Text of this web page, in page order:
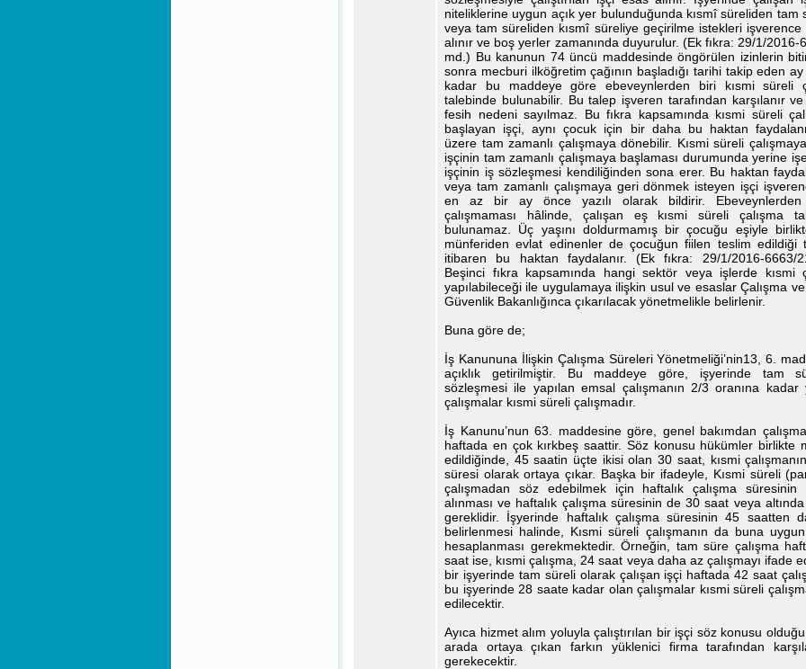
niteliklerine uygun açık yer bulunduğunda kısmî süreliden tam
veya tam süreliden kısmî süreliye geçirilme istekleri işverence
alınır ve boş yerler zamanında duyurulur. (Ek fıkra: 29/1/2016-
md.) Bu kanunun 74 üncü maddesinde öngörülen izinlerin
sonra mecburi ilköğretim çağının başladığı tarihi takip eden ay
kadar bu maddeye göre ebeveynlerden biri kısmi süreli
talebinde bulunabilir. Bu talep işveren tarafından karşılanır
fesih nedeni sayılmaz. Bu fıkra kapsamında kısmi süreli
başlayan işçi, aynı çocuk için bir daha bu haktan
üzere tam zamanlı çalışmaya dönebilir. Kısmi süreli
işçinin tam zamanlı çalışmaya başlaması durumunda yerine
işçinin iş sözleşmesi kendiliğinden sona erer. Bu haktan
veya tam zamanlı çalışmaya geri dönmek isteyen işçi
en az bir ay önce yazılı olarak bildirir. Ebeveynlerden
çalışmaması hâlinde, çalışan eş kısmi süreli çalışma
bulunamaz. Üç yaşını doldurmamış bir çocuğu eşiyle
münferiden evlat edinenler de çocuğun fiilen teslim edildiği
itibaren bu haktan faydalanır. (Ek fıkra: 29/1/2016-6663/
Beşinci fıkra kapsamında hangi sektör veya işlerde kısmi
yapılabileceği ile uygulamaya ilişkin usul ve esaslar Çalışma
Güvenlik Bakanlığınca çıkarılacak yönetmelikle belirlenir.
Buna göre de;
İş Kanununa İlişkin Çalışma Süreleri Yönetmeliği’nin13, 6.
açıklık getirilmiştir. Bu maddeye göre, işyerinde tam
sözleşmesi ile yapılan emsal çalışmanın 2/3 oranına kadar
çalışmalar kısmi süreli çalışmadır.
İş Kanunu’nun 63. maddesine göre, genel bakımdan
haftada en çok kırkbeş saattir. Söz konusu hükümler birlikte
edildiğinde, 45 saatin üçte ikisi olan 30 saat, kısmi
süresi olarak ortaya çıkar. Başka bir ifadeyle, Kısmi süreli
çalışmadan söz edebilmek için haftalık çalışma süresinin
alınması ve haftalık çalışma süresinin de 30 saat veya altında
gereklidir. İşyerinde haftalık çalışma süresinin 45 saatten
belirlenmesi halinde, Kısmi süreli çalışmanın da buna
hesaplanması gerekmektedir. Örneğin, tam süre çalışma
saat ise, kısmi çalışma, 24 saat veya daha az çalışmayı ifade
bir işyerinde tam süreli olarak çalışan işçi haftada 42 saat
bu işyerinde 28 saate kadar olan çalışmalar kısmi süreli
edilecektir.
Ayıca hizmet alım yoluyla çalıştırılan bir işçi söz konusu
arada ortaya çıkan farkın yüklenici firma tarafından
gerekecektir.